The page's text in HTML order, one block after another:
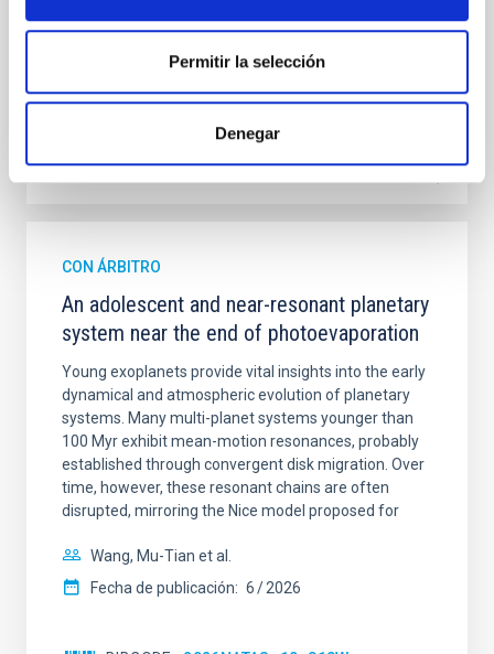
Permitir la selección
Denegar
Cheng, Chloe M. et al.
CON ÁRBITRO
An adolescent and near-resonant planetary
system near the end of photoevaporation
Young exoplanets provide vital insights into the early
dynamical and atmospheric evolution of planetary
systems. Many multi-planet systems younger than
100 Myr exhibit mean-motion resonances, probably
established through convergent disk migration. Over
time, however, these resonant chains are often
disrupted, mirroring the Nice model proposed for
Wang, Mu-Tian et al.
Fecha de publicación: 6 2026